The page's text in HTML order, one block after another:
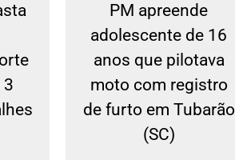
3
PM apreende
adolescente de 16
anos que pilotava
moto com registro
de furto em Tubarão
(SC)